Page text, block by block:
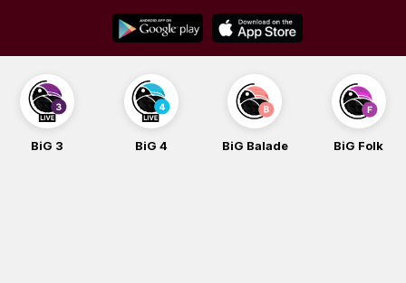
content
BiG 4 BiG Balade BiG Folk BiG iG